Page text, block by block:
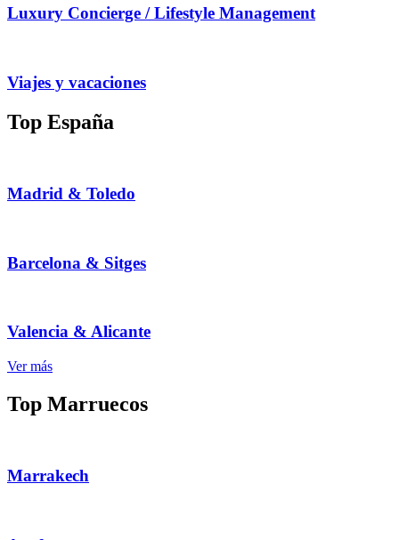
Luxury Concierge / Lifestyle Management
Viajes y vacaciones
Top España
Madrid & Toledo
Barcelona & Sitges
Valencia & Alicante
Ver más
Top Marruecos
Marrakech